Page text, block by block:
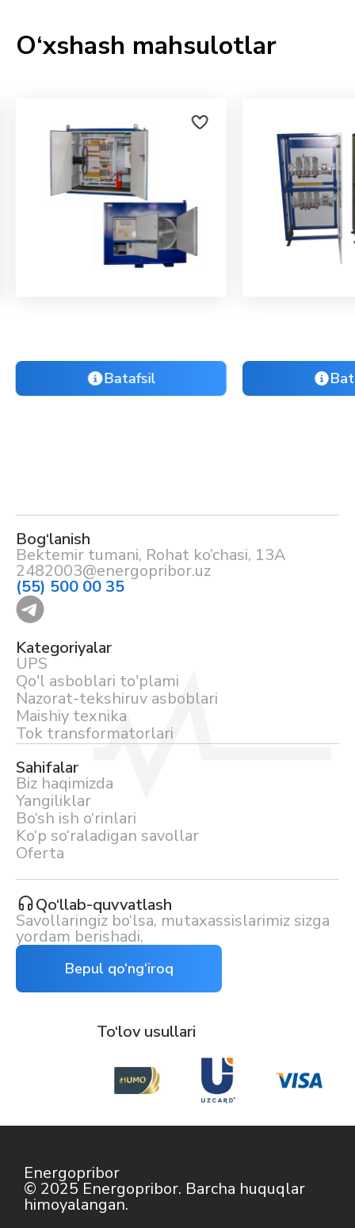
O‘xshash mahsulotlar
Batafsil
Bog‘lanish
Bektemir tumani, Rohat ko’chasi, 13A
2482003@energopribor.uz
(55) 500 00 35
Kategoriyalar
UPS
Qo'l asboblari to'plami
Nazorat-tekshiruv asboblari
Maishiy texnika
Tok transformatorlari
Sahifalar
Biz haqimizda
Yangiliklar
Bo‘sh ish o‘rinlari
Ko‘p so‘raladigan savollar
Oferta
Qo‘llab-quvvatlash
Savollaringiz bo‘lsa, mutaxassislarimiz sizga
yordam berishadi.
Bepul qo‘ng‘iroq
To‘lov usullari
Energopribor
© 2025 Energopribor. Barcha huquqlar
himoyalangan.